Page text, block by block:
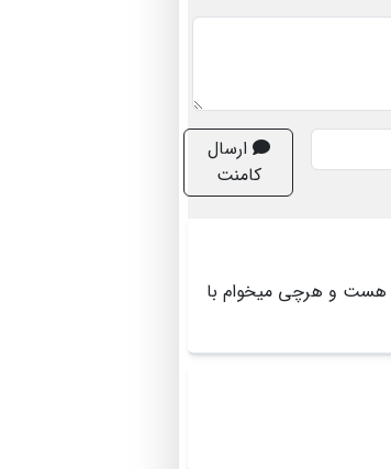
ارسال
کامنت
هست و هرچی میخوام با